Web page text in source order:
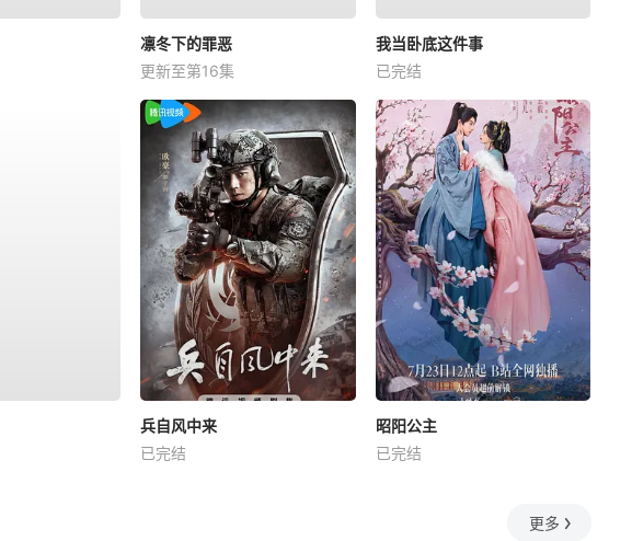
凛冬下的罪恶
更新至第16集
我当卧底这件事
已完结
兵自风中来
已完结
昭阳公主
已完结
更多